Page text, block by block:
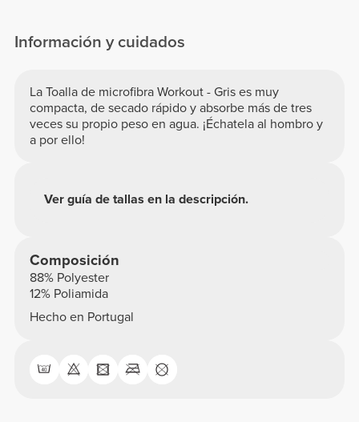
Información y cuidados
La Toalla de microfibra Workout - Gris es muy
compacta, de secado rápido y absorbe más de tres
veces su propio peso en agua. ¡Échatela al hombro y
a por ello!
Ver guía de tallas en la descripción.
Composición
88% Polyester
12% Poliamida
Hecho en Portugal